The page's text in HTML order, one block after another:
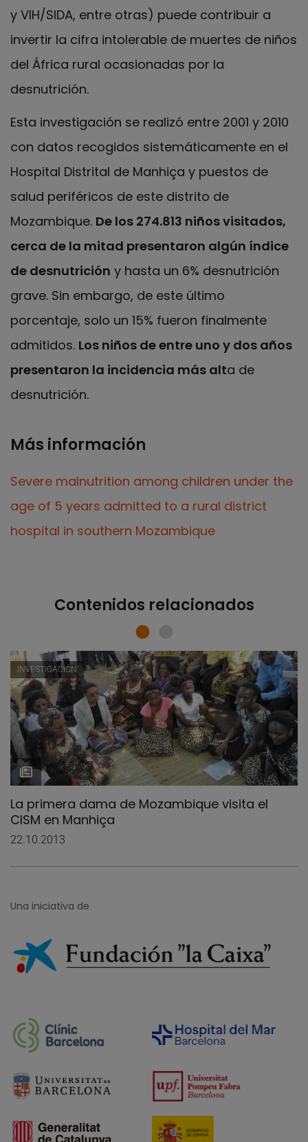
y VIH/SIDA, entre otras) puede contribuir a
invertir la cifra intolerable de muertes de niños
del África rural ocasionadas por la
desnutrición.
Esta investigación se realizó entre 2001 y 2010
con datos recogidos sistemáticamente en el
Hospital Distrital de Manhiça y puestos de
salud periféricos de este distrito de
Mozambique. De los 274.813 niños visitados,
cerca de la mitad presentaron algún índice
de desnutrición y hasta un 6% desnutrición
grave. Sin embargo, de este último
porcentaje, solo un 15% fueron finalmente
admitidos. Los niños de entre uno y dos años
presentaron la incidencia más alta de
desnutrición.
Más información
Severe malnutrition among children under the
age of 5 years admitted to a rural district
hospital in southern Mozambique
Contenidos relacionados
INVESTIGACIÓN
La primera dama de Mozambique visita el
CISM en Manhiça
22.10.2013
Una iniciativa de